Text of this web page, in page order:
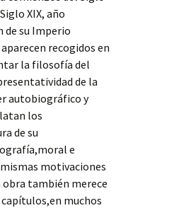
XIX, año
de su Imperio
recogidos en
la filosofía del
de la
autobiográfico y
los
de su
e
motivaciones
también merece
muchos